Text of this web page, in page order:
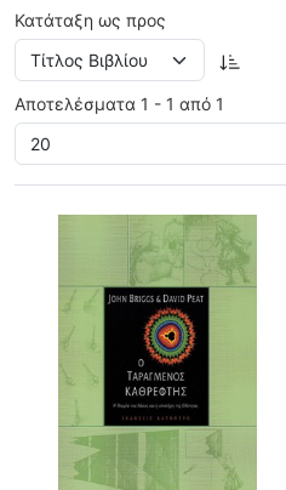
Κατάταξη ως προς
Αποτελέσματα 1 - 1 από 1